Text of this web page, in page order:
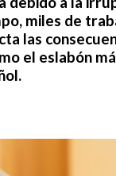
miles de
las
el eslabón